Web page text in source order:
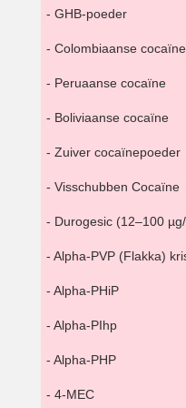
- GHB-poeder
- Colombiaanse cocaïne
- Peruaanse cocaïne
- Boliviaanse cocaïne
- Zuiver cocaïnepoeder
- Visschubben Cocaïne
- Durogesic (12–100
- Alpha-PVP (Flakka)
- Alpha-PHiP
- Alpha-PIhp
- Alpha-PHP
- 4-MEC